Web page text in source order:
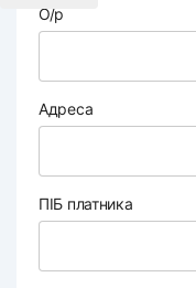
О/р
Адреса
ПІБ платника